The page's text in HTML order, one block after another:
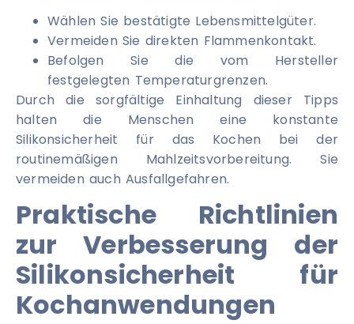
Wählen Sie bestätigte Lebensmittelgüter.
Vermeiden Sie direkten Flammenkontakt.
Befolgen Sie die vom Hersteller
festgelegten Temperaturgrenzen.
Durch die sorgfältige Einhaltung dieser Tipps
halten die Menschen eine konstante
Silikonsicherheit für das Kochen bei der
routinemäßigen Mahlzeitsvorbereitung. Sie
vermeiden auch Ausfallgefahren.
Praktische Richtlinien
zur Verbesserung der
Silikonsicherheit für
Kochanwendungen